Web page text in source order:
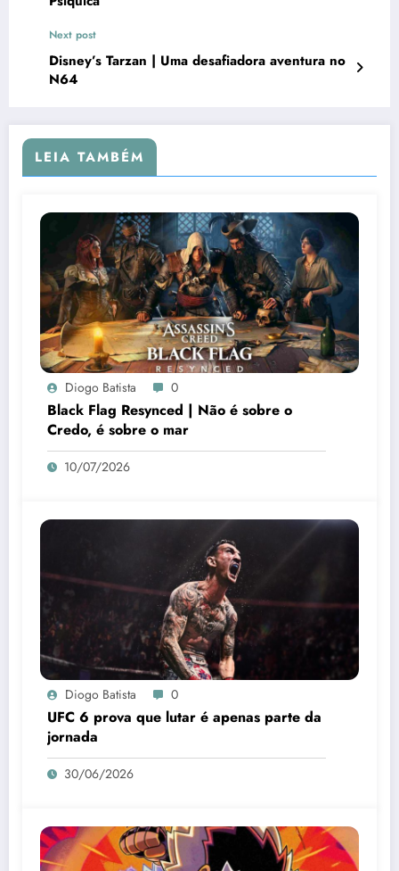
Next post
Disney’s Tarzan | Uma desafiadora aventura no
N64
LEIA TAMBÉM
Diogo Batista 0
Black Flag Resynced | Não é sobre o
Credo, é sobre o mar
10/07/2026
Diogo Batista 0
UFC 6 prova que lutar é apenas parte da
jornada
30/06/2026